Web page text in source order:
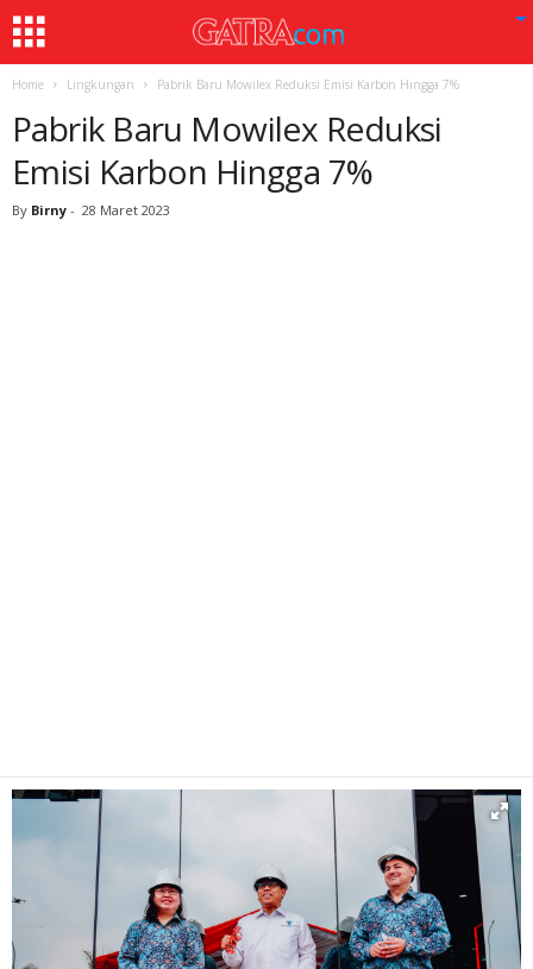
Home Lingkungan Pabrik Baru Mowilex Reduksi Emisi Karbon Hingga 7%
Pabrik Baru Mowilex Reduksi
Emisi Karbon Hingga 7%
By Birny - 28 Maret 2023